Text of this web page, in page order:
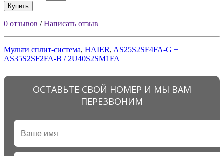
Купить
0 отзывов /Написать отзыв
Mульти сплит-система, HAIER, AS25S2SF4FA-G +
AS35S2SF2FA-B / 2U40S2SM1FA
ОСТАВЬТЕ СВОЙ НОМЕР И МЫ ВАМ
ПЕРЕЗВОНИМ